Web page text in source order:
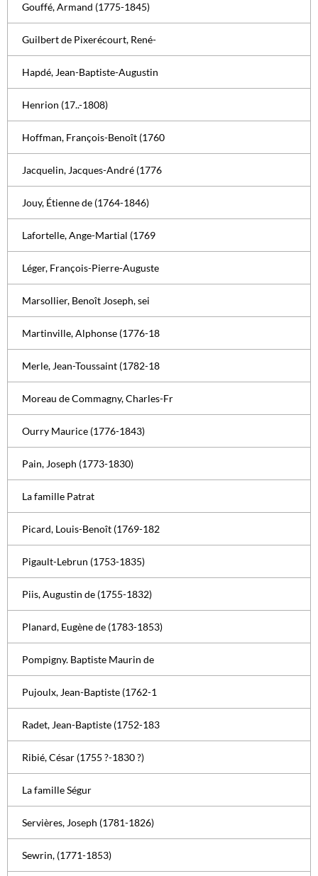
Gouffé, Armand (1775-1845)
Guilbert de Pixerécourt, René-
Hapdé, Jean-Baptiste-Augustin
Henrion (17..-1808)
Hoffman, François-Benoît (1760
Jacquelin, Jacques-André (1776
Jouy, Étienne de (1764-1846)
Lafortelle, Ange-Martial (1769
Léger, François-Pierre-Auguste
Marsollier, Benoît Joseph, sei
Martinville, Alphonse (1776-18
Merle, Jean-Toussaint (1782-18
Moreau de Commagny, Charles-Fr
Ourry Maurice (1776-1843)
Pain, Joseph (1773-1830)
La famille Patrat
Picard, Louis-Benoît (1769-182
Pigault-Lebrun (1753-1835)
Piis, Augustin de (1755-1832)
Planard, Eugène de (1783-1853)
Pompigny. Baptiste Maurin de
Pujoulx, Jean-Baptiste (1762-1
Radet, Jean-Baptiste (1752-183
Ribié, César (1755 ?-1830 ?)
La famille Ségur
Servières, Joseph (1781-1826)
Sewrin, (1771-1853)